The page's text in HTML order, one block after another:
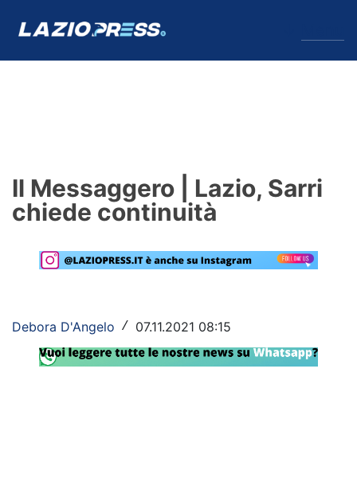
Formello
Primavera
Lazio Women
Il Messaggero | Lazio, Sarri
chiede continuità
Debora D'Angelo / 07.11.2021 08:15